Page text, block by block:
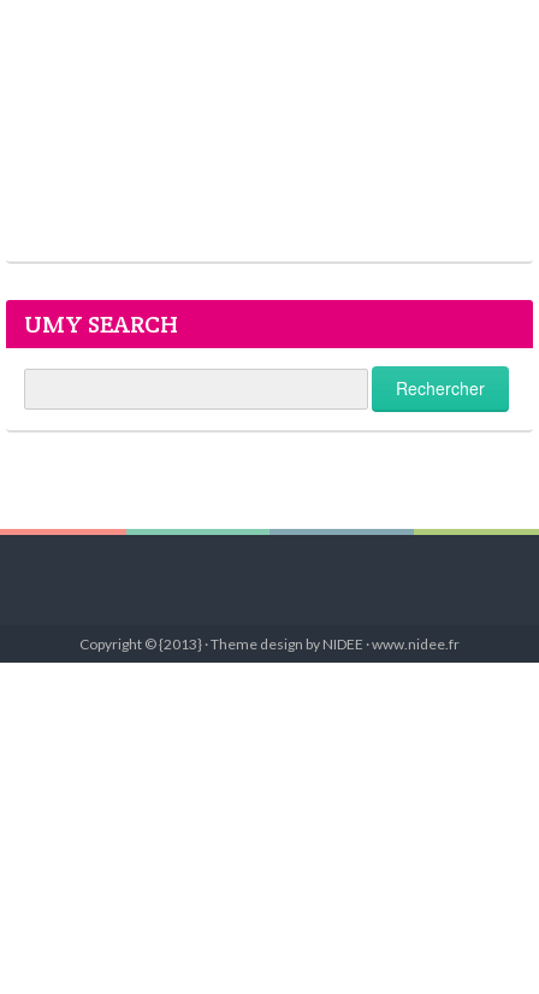
UMY SEARCH
Copyright © {2013} · Theme design by NIDEE · www.nidee.fr